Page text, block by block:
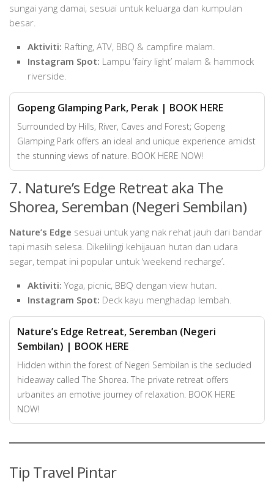
sungai yang damai, sesuai untuk keluarga dan kumpulan
besar.
Aktiviti: Rafting, ATV, BBQ & campfire malam.
Instagram Spot: Lampu ‘fairy light’ malam & hammock
riverside.
Gopeng Glamping Park, Perak | BOOK HERE
Surrounded by Hills, River, Caves and Forest; Gopeng
Glamping Park offers an ideal and unique experience amidst
the stunning views of nature. BOOK HERE NOW!
7. Nature’s Edge Retreat aka The
Shorea, Seremban (Negeri Sembilan)
Nature’s Edge sesuai untuk yang nak rehat jauh dari bandar
tapi masih selesa. Dikelilingi kehijauan hutan dan udara
segar, tempat ini popular untuk ‘weekend recharge’.
Aktiviti: Yoga, picnic, BBQ dengan view hutan.
Instagram Spot: Deck kayu menghadap lembah.
Nature’s Edge Retreat, Seremban (Negeri
Sembilan) | BOOK HERE
Hidden within the forest of Negeri Sembilan is the secluded
hideaway called The Shorea. The private retreat offers
urbanites an emotive journey of relaxation. BOOK HERE
NOW!
Tip Travel Pintar